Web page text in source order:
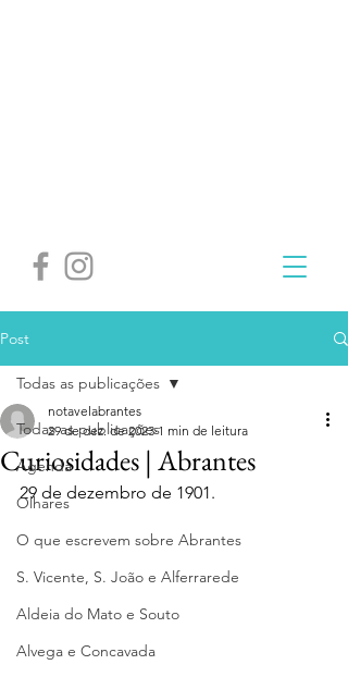
Post
Todas as publicações
Agenda
Olhares
O que escrevem sobre Abrantes
S. Vicente, S. João e Alferrarede
Aldeia do Mato e Souto
Alvega e Concavada
Todas as publicações
Curiosidades | Abrantes
notavelabrantes
29 de dez. de 2023 1 min de leitura
29 de dezembro de 1901.